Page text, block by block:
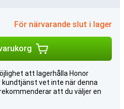
För närvarande slut i lager
att lagerhålla Honor
kundtjänst vet inte när denna
att du väljer en